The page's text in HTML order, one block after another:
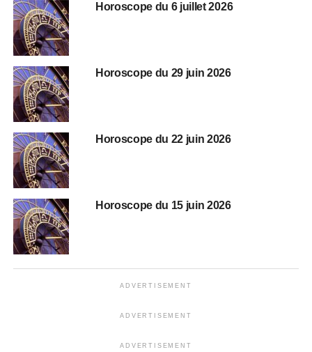
Horoscope du 6 juillet 2026
Horoscope du 29 juin 2026
Horoscope du 22 juin 2026
Horoscope du 15 juin 2026
ADVERTISEMENT
ADVERTISEMENT
ADVERTISEMENT